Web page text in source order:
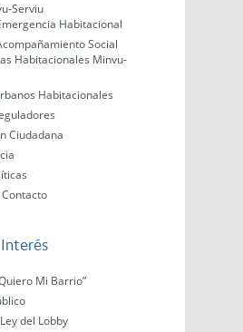
Serviu
Habitacional
Social
Habitacionales Minvu-
Habitacionales
Ciudadana
Mi Barrio”
del Lobby